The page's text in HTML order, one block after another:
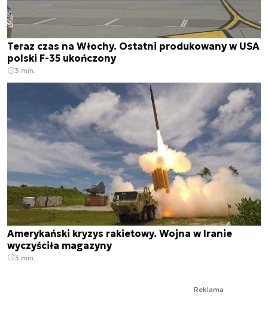
Teraz czas na Włochy. Ostatni produkowany w USA
polski F-35 ukończony
3 min.
Amerykański kryzys rakietowy. Wojna w Iranie
wyczyściła magazyny
3 min.
Reklama